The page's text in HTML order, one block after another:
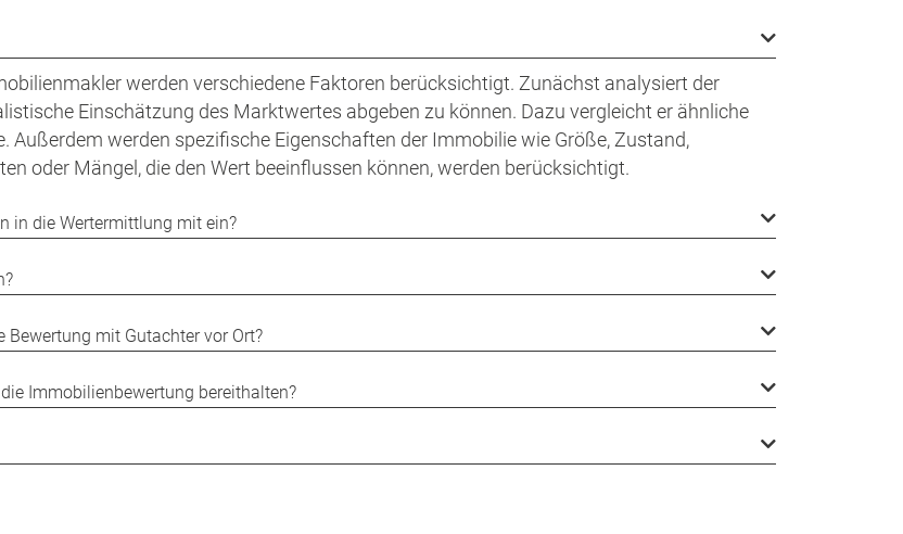
werden verschiedene Faktoren berücksichtigt. Zunächst analysiert der
Einschätzung des Marktwertes abgeben zu können. Dazu vergleicht er ähnliche
Außerdem werden spezifische Eigenschaften der Immobilie wie Größe, Zustand,
oder Mängel, die den Wert beeinflussen können, werden berücksichtigt.
in die Wertermittlung mit ein?
mit Gutachter vor Ort?
Immobilienbewertung bereithalten?